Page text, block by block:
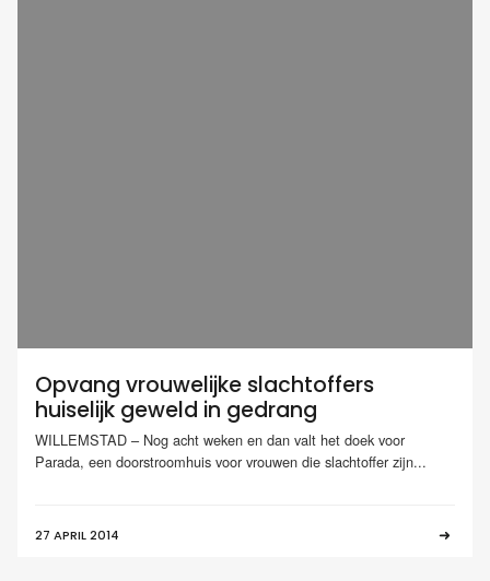
Opvang vrouwelijke slachtoffers
huiselijk geweld in gedrang
WILLEMSTAD – Nog acht weken en dan valt het doek voor
Parada, een doorstroomhuis voor vrouwen die slachtoffer zijn...
27 APRIL 2014